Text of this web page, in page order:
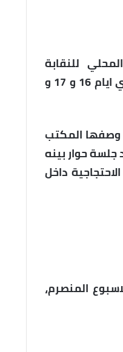
للنقابة
الديمقراطية للجماعات المحلية، الدخول في وقفات احتجاجية و إضراب انذاري ايام 16 و 17 و
قرارات وصفها المكتب
حوار بينه
داخل
المنصرم،